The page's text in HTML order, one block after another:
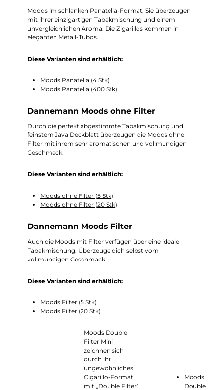
Moods im schlanken Panatella-Format. Sie überzeugen
mit ihrer einzigartigen Tabakmischung und einem
unvergleichlichen Aroma. Die Zigarillos kommen in
eleganten Metall-Tubos.
Diese Varianten sind erhältlich:
Moods Panatella (4 Stk)
Moods Panatella (400 Stk)
Dannemann Moods ohne Filter
Durch die perfekt abgestimmte Tabakmischung und
feinstem Java Deckblatt überzeugen die Moods ohne
Filter mit ihrem sehr aromatischen und vollmundigen
Geschmack.
Diese Varianten sind erhältlich:
Moods ohne Filter (5 Stk)
Moods ohne Filter (20 Stk)
Dannemann Moods Filter
Auch die Moods mit Filter verfügen über eine ideale
Tabakmischung. Überzeuge dich selbst vom
vollmundigen Geschmack!
Diese Varianten sind erhältlich:
Moods Filter (5 Stk)
Moods Filter (20 Stk)
Moods Double
Filter Mini
zeichnen sich
durch ihr
ungewöhnliches
Cigarillo-Format
mit „Double Filter“
Moods
Double